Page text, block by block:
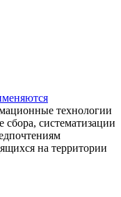
технологии
систематизации
на территории